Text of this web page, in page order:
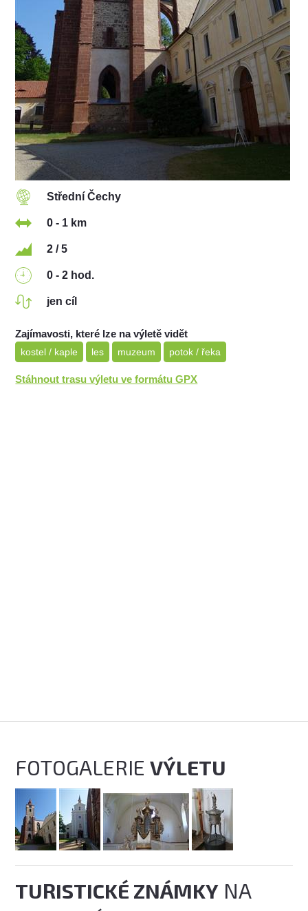
Střední Čechy
0 - 1 km
2 / 5
0 - 2 hod.
jen cíl
Zajímavosti, které lze na výletě vidět
kostel / kaple les muzeum potok / řeka
Stáhnout trasu výletu ve formátu GPX
FOTOGALERIEVÝLETU
TURISTICKÉ ZNÁMKY NA